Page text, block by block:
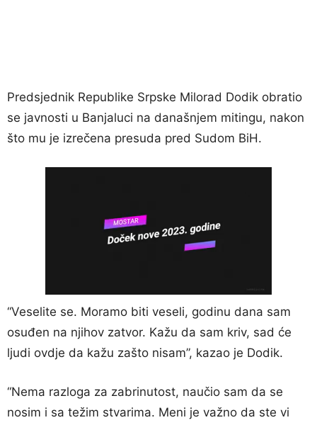
Predsjednik Republike Srpske Milorad Dodik obratio
se javnosti u Banjaluci na današnjem mitingu, nakon
što mu je izrečena presuda pred Sudom BiH.
“Veselite se. Moramo biti veseli, godinu dana sam
osuđen na njihov zatvor. Kažu da sam kriv, sad će
ljudi ovdje da kažu zašto nisam”, kazao je Dodik.
“Nema razloga za zabrinutost, naučio sam da se
nosim i sa težim stvarima. Meni je važno da ste vi